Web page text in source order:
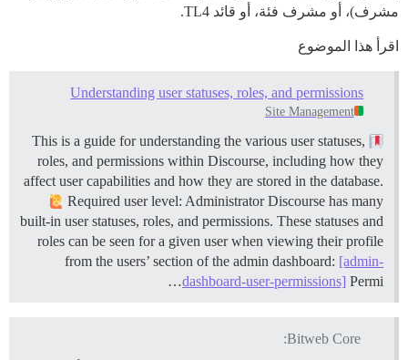
مشرف)، أو مشرف فئة، أو قائد TL4.
اقرأ هذا الموضوع
Understanding user statuses, roles, and permissions
Site Management
This is a guide for understanding the various user statuses,
roles, and permissions within Discourse, including how they
affect user capabilities and how they are stored in the database.
Required user level: Administrator Discourse has many
built-in user statuses, roles, and permissions. These statuses and
roles can be seen for a given user when viewing their profile
from the users’ section of the admin dashboard: [admin-
dashboard-user-permissions] Permi…
Bitweb Core: